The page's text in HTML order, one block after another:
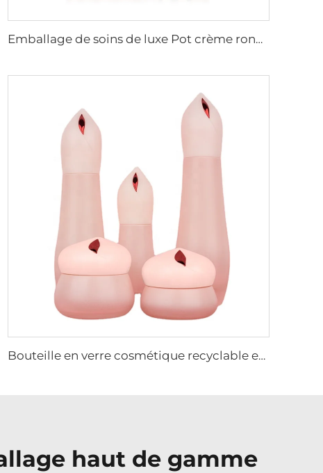
Emballage de soins de luxe Pot crème rond Cosmétique Verre Pompe Lotion Bouteille de soins
Bouteille en verre cosmétique recyclable ensemble forme irrégulière conception spéciale emballage cosmétique soin de la peau avec pulvérisateur spécial
haut de gamme